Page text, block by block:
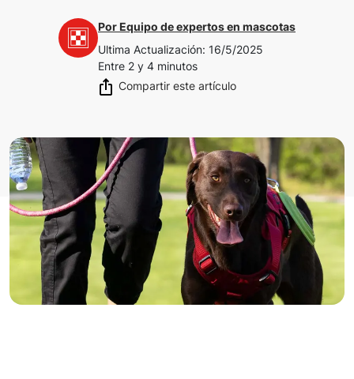
PorEquipo de expertos en mascotas
Ultima Actualización: 16/5/2025
Entre 2 y 4 minutos
Compartir este artículo